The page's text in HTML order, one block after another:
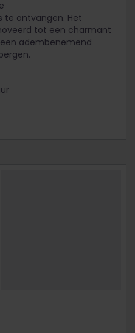
te ontvangen. Het
tot een charmant
adembenemend